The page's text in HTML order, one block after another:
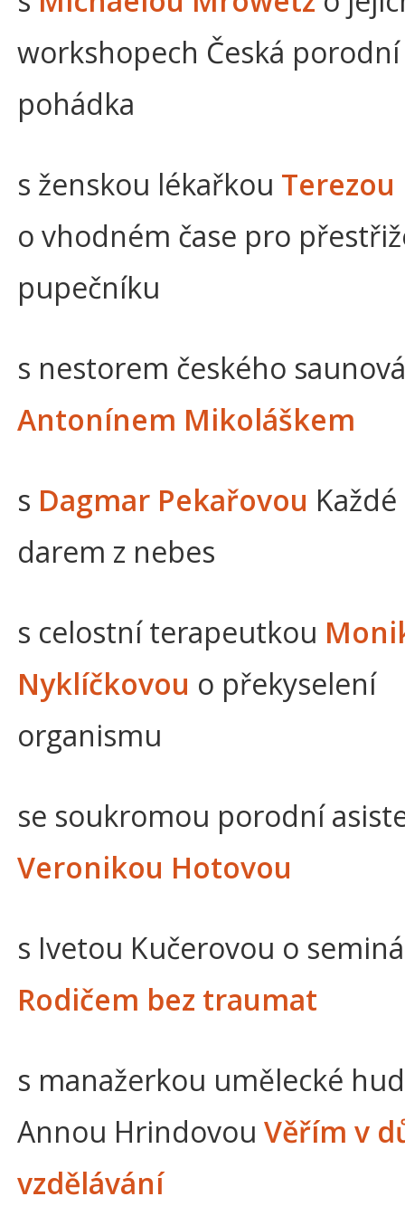
workshopech Česká porodní
pohádka
s ženskou lékařkou
o vhodném čase pro
pupečníku
s nestorem českého
Antonínem Mikoláškem
s Dagmar Pekařovou
darem z nebes
s celostní terapeutkou
Nyklíčkovou o překyselení
organismu
se soukromou porodní
Veronikou Hotovou
s Ivetou Kučerovou o
Rodičem bez traumat
s manažerkou umělecké
Annou Hrindovou Věřím v
vzdělávání